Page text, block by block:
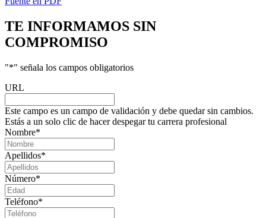
TE INFORMAMOS SIN
COMPROMISO
"*" señala los campos obligatorios
URL
Este campo es un campo de validación y debe quedar sin cambios.
Estás a un solo clic de hacer despegar tu carrera profesional
Nombre*
Apellidos*
Número*
Teléfono*